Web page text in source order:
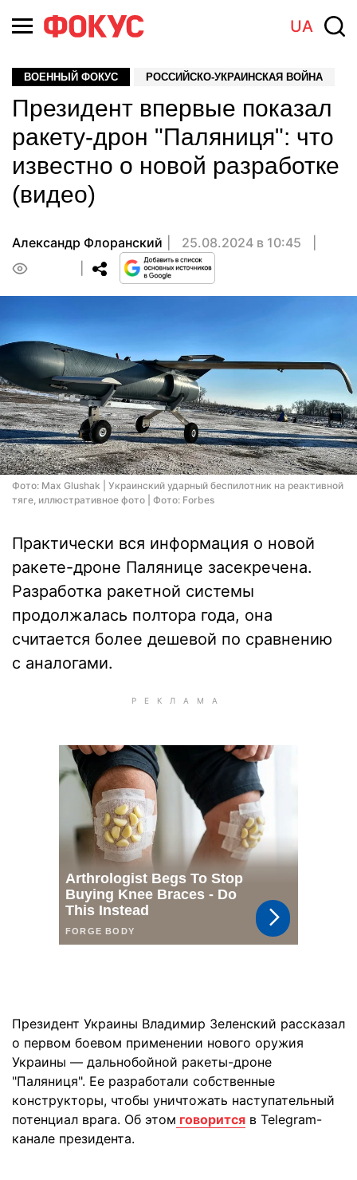
UA
ВОЕННЫЙ ФОКУС РОССИЙСКО-УКРАИНСКАЯ ВОЙНА
Президент впервые показал
ракету-дрон "Паляниця": что
известно о новой разработке
(видео)
Александр Флоранский
25.08.2024 в 10:45
Фото: Max Glushak | Украинский ударный беспилотник на реактивной
тяге, иллюстративное фото | Фото: Forbes
Практически вся информация о новой
ракете-дроне Палянице засекречена.
Разработка ракетной системы
продолжалась полтора года, она
считается более дешевой по сравнению
с аналогами.
Президент Украины Владимир Зеленский рассказал
о первом боевом применении нового оружия
Украины — дальнобойной ракеты-дроне
"Паляниця". Ее разработали собственные
конструкторы, чтобы уничтожать наступательный
потенциал врага. Об этом говорится в Telegram-
канале президента.